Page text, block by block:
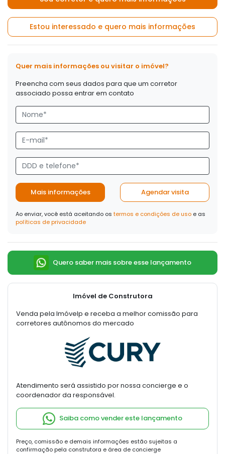
Estou interessado e quero mais informações
Quer mais informações ou visitar o imóvel?
Preencha com seus dados para que um corretor
associado possa entrar em contato
Mais informações Agendar visita
Ao enviar, você está aceitando os termos e condições de uso e as
políticas de privacidade
Quero saber mais sobre esse lançamento
Imóvel de Construtora
Venda pela Imóvelp e receba a melhor comissão para
corretores autônomos do mercado
Atendimento será assistido por nossa concierge e o
coordenador da responsável.
Saiba como vender este lançamento
Preço, comissão e demais informações estão sujeitas a
confirmação pela construtora e área de concierge